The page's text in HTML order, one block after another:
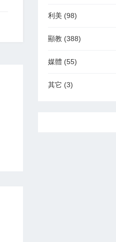
利美 (98)
顯教 (388)
媒體 (55)
其它 (3)